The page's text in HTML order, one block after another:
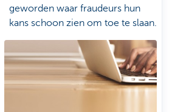
geworden waar fraudeurs hun
kans schoon zien om toe te slaan.
KBC wil haar klanten hiertegen
wapenen. Hoe? Lees het in de
rubriekveilig bankieren.